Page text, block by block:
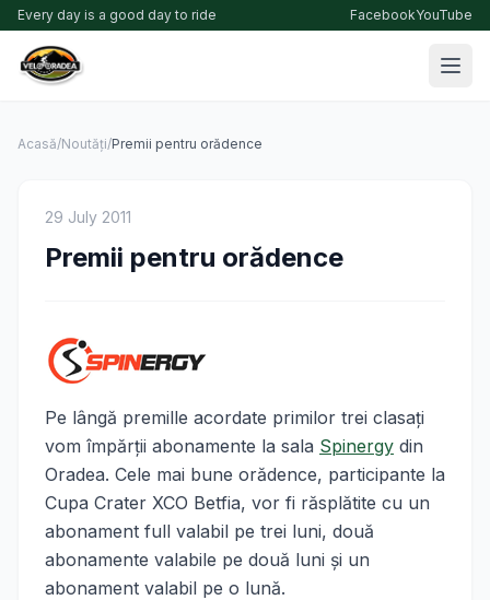
Every day is a good day to ride FacebookYouTube
Acasă/Noutăți/Premii pentru orădence
29 July 2011
Premii pentru orădence
Pe lângă premille acordate primilor trei clasaţi
vom împărţii abonamente la sala Spinergy din
Oradea. Cele mai bune orădence, participante la
Cupa Crater XCO Betfia, vor fi răsplătite cu un
abonament full valabil pe trei luni, două
abonamente valabile pe două luni şi un
abonament valabil pe o lună.